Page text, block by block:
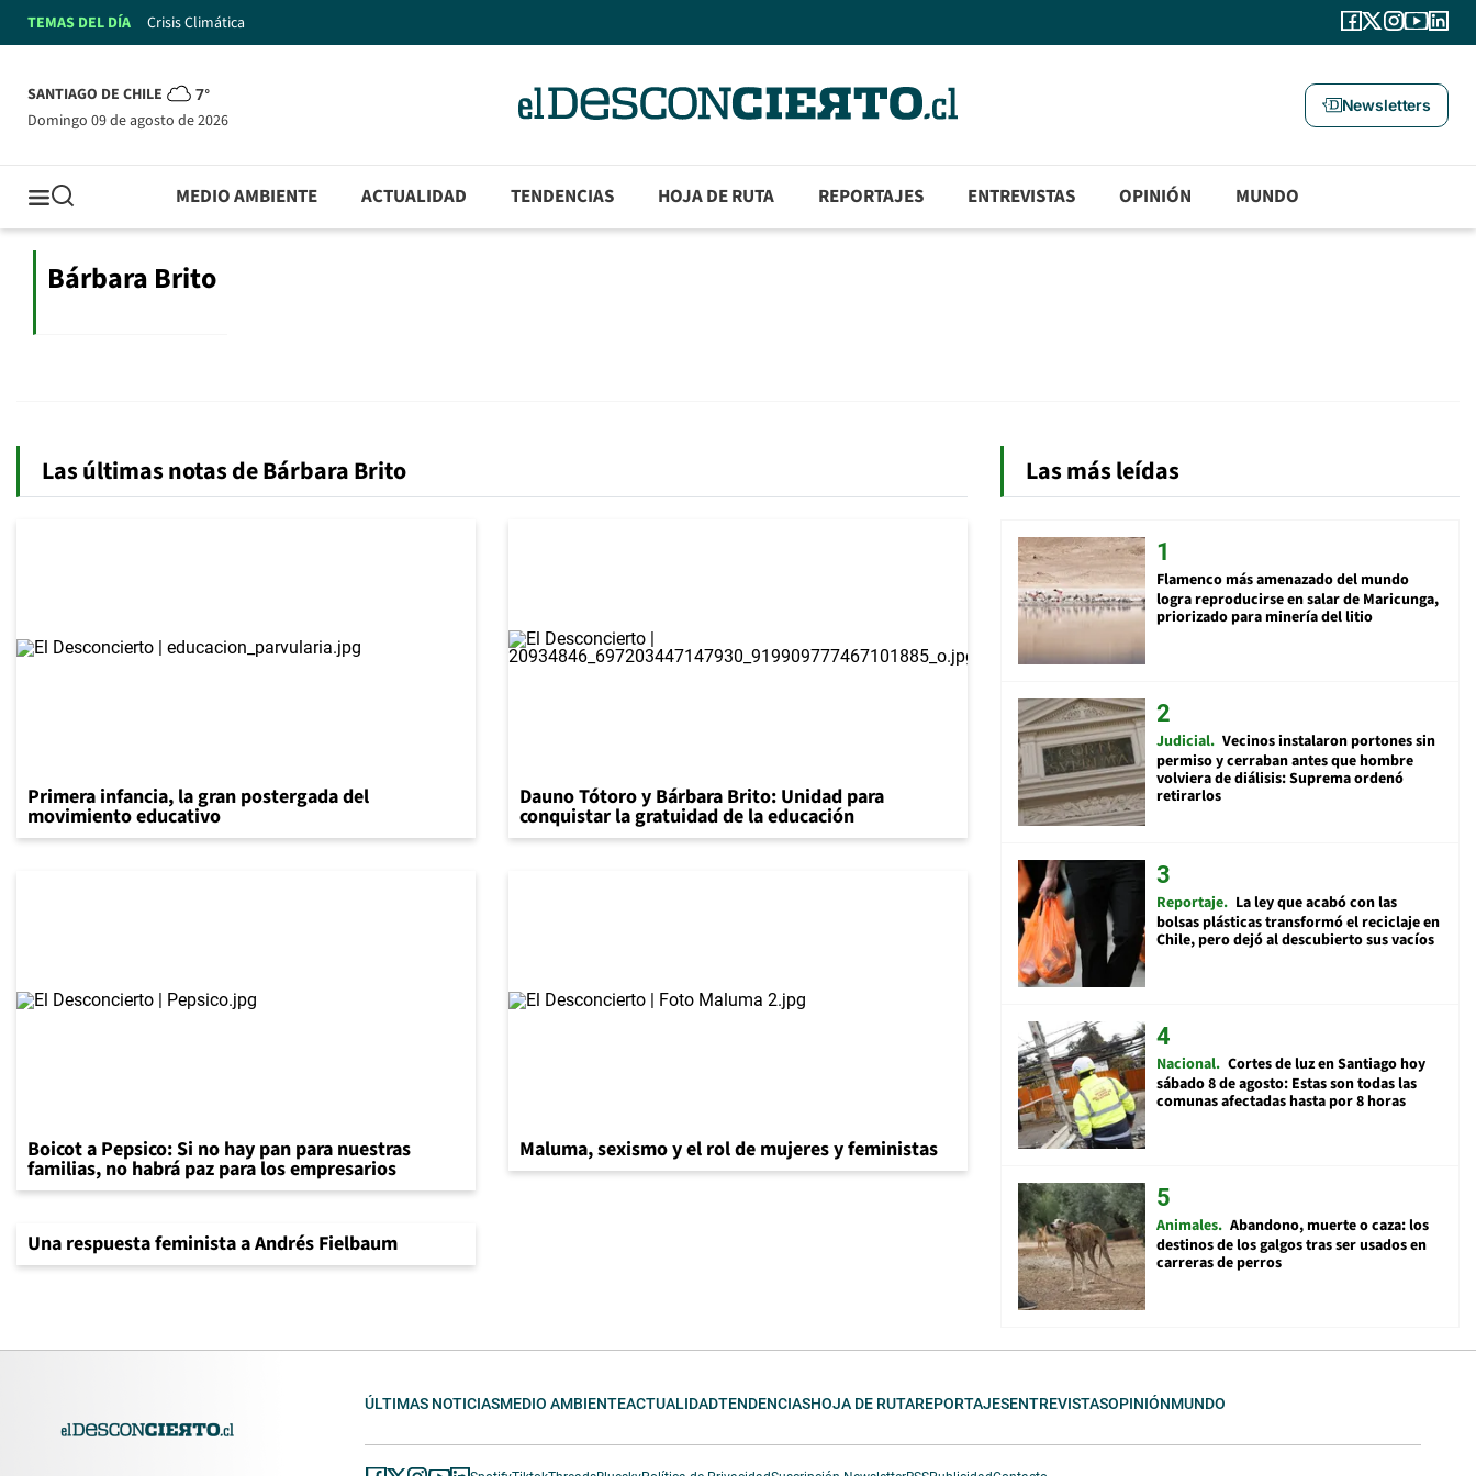
TEMAS DEL DÍA Crisis Climática
SANTIAGO DE CHILE 7°
domingo 09 de agosto de 2026
Newsletters
MEDIO AMBIENTE ACTUALIDAD TENDENCIAS HOJA DE RUTA REPORTAJES ENTREVISTAS OPINIÓN MUNDO
Bárbara Brito
Las últimas notas de Bárbara Brito
Primera infancia, la gran postergada del
movimiento educativo
Dauno Tótoro y Bárbara Brito: Unidad para
conquistar la gratuidad de la educación
Boicot a Pepsico: Si no hay pan para nuestras
familias, no habrá paz para los empresarios
Maluma, sexismo y el rol de mujeres y feministas
Una respuesta feminista a Andrés Fielbaum
Las más leídas
Flamenco más amenazado del mundo
logra reproducirse en salar de Maricunga,
priorizado para minería del litio
Judicial Vecinos instalaron portones sin
permiso y cerraban antes que hombre
volviera de diálisis: Suprema ordenó
retirarlos
Reportaje La ley que acabó con las
bolsas plásticas transformó el reciclaje en
Chile, pero dejó al descubierto sus vacíos
Nacional Cortes de luz en Santiago hoy
sábado 8 de agosto: Estas son todas las
comunas afectadas hasta por 8 horas
Animales Abandono, muerte o caza: los
destinos de los galgos tras ser usados en
carreras de perros
ÚLTIMAS NOTICIASMEDIO AMBIENTEACTUALIDADTENDENCIASHOJA DE RUTAREPORTAJESENTREVISTASOPINIÓNMUNDO